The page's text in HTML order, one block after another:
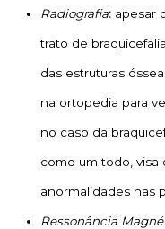
Radiografia: apesar
trato de
das estruturas
na ortopedia para
no caso da
como um todo, visa
anormalidades nas
Ressonância